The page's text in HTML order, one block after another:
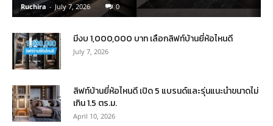
Ruchira - July 7, 2026 0
มีงบ 1,000,000 บาท เลือกลิฟท์บ้านยี่ห้อไหนดี
July 7, 2026
ลิฟท์บ้านยี่ห้อไหนดี เปิด 5 แบรนด์และรุ่นแนะนำขนาดไม่
เกิน 1.5 ตร.ม.
April 10, 2026